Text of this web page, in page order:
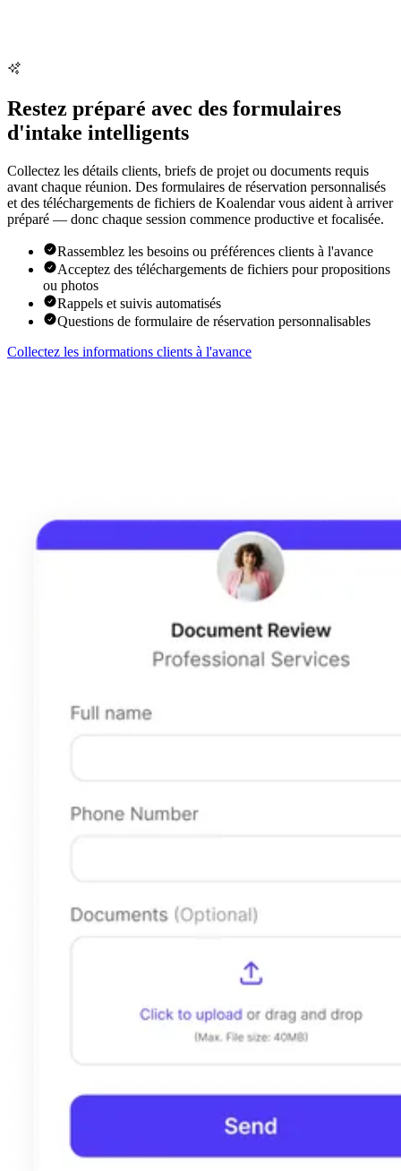
Restez préparé avec des formulaires
d'intake intelligents
Collectez les détails clients, briefs de projet ou documents requis
avant chaque réunion. Des formulaires de réservation personnalisés
et des téléchargements de fichiers de Koalendar vous aident à arriver
préparé — donc chaque session commence productive et focalisée.
Rassemblez les besoins ou préférences clients à l'avance
Acceptez des téléchargements de fichiers pour propositions
ou photos
Rappels et suivis automatisés
Questions de formulaire de réservation personnalisables
Collectez les informations clients à l'avance